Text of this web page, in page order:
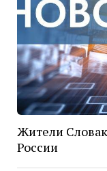
Жители
России